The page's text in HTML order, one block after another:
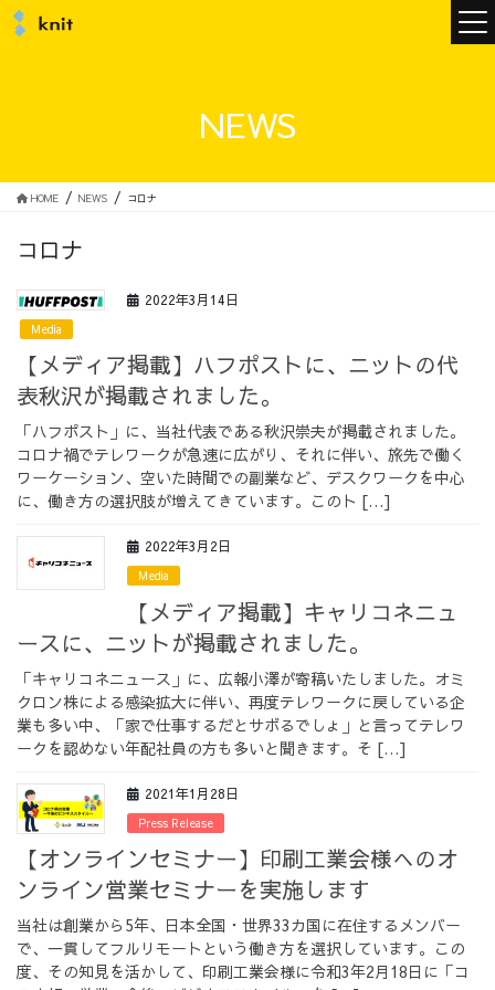
メンバー
サービス
採用情報トップ チームインタビュー01
お問い合わせ
NEWS
HOME NEWS コロナ
コロナ
2022年3月14日
Media
【メディア掲載】ハフポストに、ニットの代
表秋沢が掲載されました。
「ハフポスト」に、当社代表である秋沢崇夫が掲載されました。
コロナ禍でテレワークが急速に広がり、それに伴い、旅先で働く
ワーケーション、空いた時間での副業など、デスクワークを中心
に、働き方の選択肢が増えてきています。このト […]
2022年3月2日
Media
【メディア掲載】キャリコネニュ
ースに、ニットが掲載されました。
「キャリコネニュース」に、広報小澤が寄稿いたしました。オミ
クロン株による感染拡大に伴い、再度テレワークに戻している企
業も多い中、「家で仕事するだとサボるでしょ」と言ってテレワ
ークを認めない年配社員の方も多いと聞きます。そ […]
2021年1月28日
Press Release
【オンラインセミナー】印刷工業会様へのオ
ンライン営業セミナーを実施します
当社は創業から5年、日本全国・世界33カ国に在住するメンバー
で、一貫してフルリモートという働き方を選択しています。この
度、その知見を活かして、印刷工業会様に令和3年2月18日に「コ